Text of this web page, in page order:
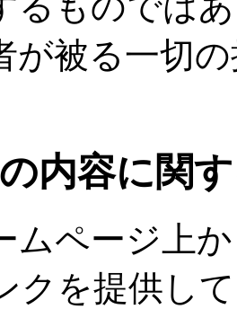
が被る一切
内容に関
ムページ上
クを提供し